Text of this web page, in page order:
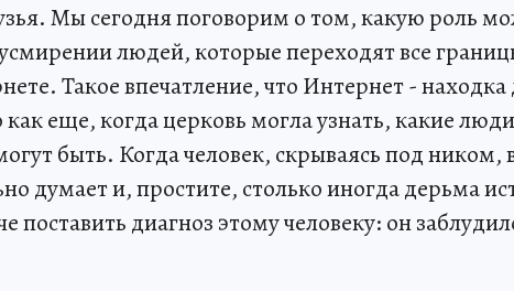
Мы сегодня поговорим о том, какую роль
людей, которые переходят все
Такое впечатление, что Интернет -
еще, когда церковь могла узнать, какие
быть. Когда человек, скрываясь под ником,
думает и, простите, столько иногда дерьма
поставить диагноз этому человеку: он